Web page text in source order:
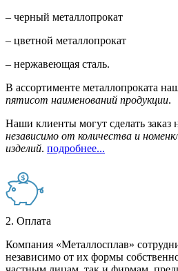
– черный металлопрокат
– цветной металлопрокат
– нержавеющая сталь.
В ассортименте металлопроката
пятисот наименований продукции.
Наши клиенты могут сделать заказ
независимо от количества и
изделий. подробнее...
2. Оплата
Компания «Металлосплав»
независимо от их формы